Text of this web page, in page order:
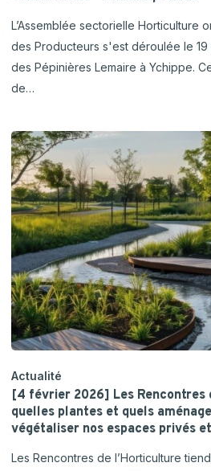
L’Assemblée sectorielle Horticulture
des Producteurs s'est déroulée le
des Pépinières Lemaire à Ychippe.
de…
Actualité
[4 février 2026] Les Rencontres
quelles plantes et quels
végétaliser nos espaces privés
Les Rencontres de l’Horticulture